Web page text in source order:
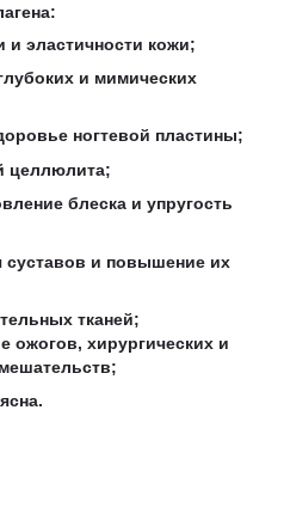
и эластичности кожи;
и мимических
ногтевой пластины;
целлюлита;
блеска и упругость
суставов и повышение их
тканей;
ожогов, хирургических и